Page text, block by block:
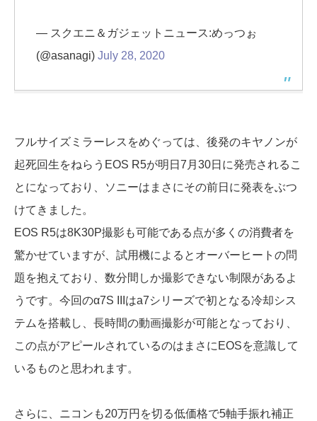
— スクエニ＆ガジェットニュース:めっつぉ
(@asanagi) July 28, 2020
フルサイズミラーレスをめぐっては、後発のキヤノンが
起死回生をねらうEOS R5が明日7月30日に発売されるこ
とになっており、ソニーはまさにその前日に発表をぶつ
けてきました。
EOS R5は8K30P撮影も可能である点が多くの消費者を
驚かせていますが、試用機によるとオーバーヒートの問
題を抱えており、数分間しか撮影できない制限があるよ
うです。今回のα7S IIIはa7シリーズで初となる冷却シス
テムを搭載し、長時間の動画撮影が可能となっており、
この点がアピールされているのはまさにEOSを意識して
いるものと思われます。
さらに、ニコンも20万円を切る低価格で5軸手振れ補正